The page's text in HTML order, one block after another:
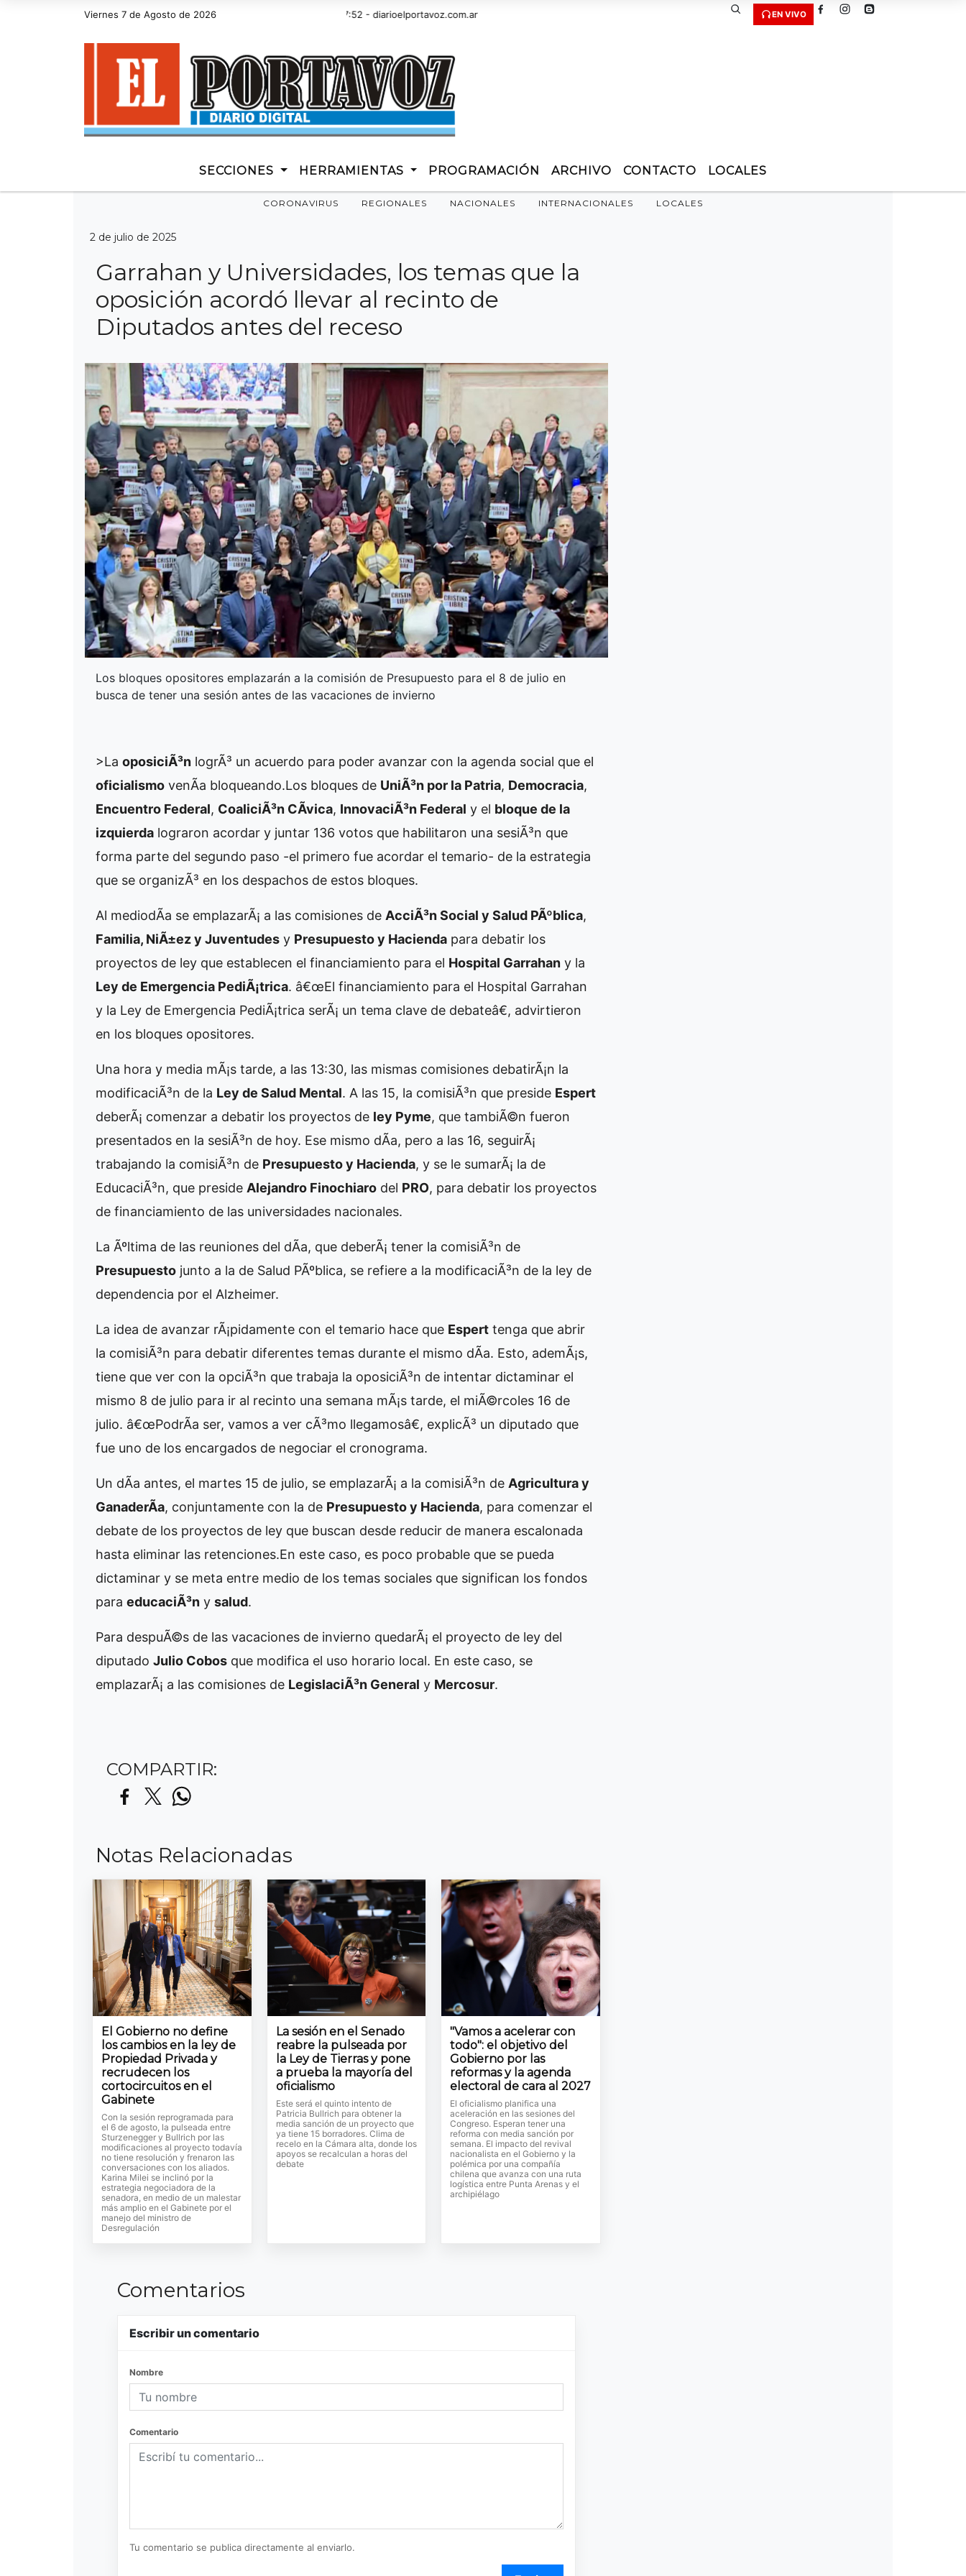
Viernes 7 de Agosto de 2026
Hoy es Viernes 7 de Agosto de 2026 y son las 07:52 - diarioelportavoz.com.ar EN VIVO
SECCIONES HERRAMIENTAS PROGRAMACIÓN ARCHIVO CONTACTO LOCALES
CORONAVIRUS REGIONALES NACIONALES INTERNACIONALES LOCALES
2 de julio de 2025
Garrahan y Universidades, los temas que la
oposición acordó llevar al recinto de
Diputados antes del receso
Los bloques opositores emplazarán a la comisión de Presupuesto para el 8 de julio en
busca de tener una sesión antes de las vacaciones de invierno
>La oposiciÃ³n logrÃ³ un acuerdo para poder avanzar con la agenda social que el
oficialismo venÃ­a bloqueando.Los bloques de UniÃ³n por la Patria, Democracia,
Encuentro Federal, CoaliciÃ³n CÃ­vica, InnovaciÃ³n Federal y el bloque de la
izquierda lograron acordar y juntar 136 votos que habilitaron una sesiÃ³n que
forma parte del segundo paso -el primero fue acordar el temario- de la estrategia
que se organizÃ³ en los despachos de estos bloques.
Al mediodÃ­a se emplazarÃ¡ a las comisiones de AcciÃ³n Social y Salud PÃºblica,
Familia, NiÃ±ez y Juventudes y Presupuesto y Hacienda para debatir los
proyectos de ley que establecen el financiamiento para el Hospital Garrahan y la
Ley de Emergencia PediÃ¡trica. â€œEl financiamiento para el Hospital Garrahan
y la Ley de Emergencia PediÃ¡trica serÃ¡ un tema clave de debateâ€, advirtieron
en los bloques opositores.
Una hora y media mÃ¡s tarde, a las 13:30, las mismas comisiones debatirÃ¡n la
modificaciÃ³n de la Ley de Salud Mental. A las 15, la comisiÃ³n que preside Espert
deberÃ¡ comenzar a debatir los proyectos de ley Pyme, que tambiÃ©n fueron
presentados en la sesiÃ³n de hoy. Ese mismo dÃ­a, pero a las 16, seguirÃ¡
trabajando la comisiÃ³n de Presupuesto y Hacienda, y se le sumarÃ¡ la de
EducaciÃ³n, que preside Alejandro Finochiaro del PRO, para debatir los proyectos
de financiamiento de las universidades nacionales.
La Ãºltima de las reuniones del dÃ­a, que deberÃ¡ tener la comisiÃ³n de
Presupuesto junto a la de Salud PÃºblica, se refiere a la modificaciÃ³n de la ley de
dependencia por el Alzheimer.
La idea de avanzar rÃ¡pidamente con el temario hace que Espert tenga que abrir
la comisiÃ³n para debatir diferentes temas durante el mismo dÃ­a. Esto, ademÃ¡s,
tiene que ver con la opciÃ³n que trabaja la oposiciÃ³n de intentar dictaminar el
mismo 8 de julio para ir al recinto una semana mÃ¡s tarde, el miÃ©rcoles 16 de
julio. â€œPodrÃ­a ser, vamos a ver cÃ³mo llegamosâ€, explicÃ³ un diputado que
fue uno de los encargados de negociar el cronograma.
Un dÃ­a antes, el martes 15 de julio, se emplazarÃ¡ a la comisiÃ³n de Agricultura y
GanaderÃ­a, conjuntamente con la de Presupuesto y Hacienda, para comenzar el
debate de los proyectos de ley que buscan desde reducir de manera escalonada
hasta eliminar las retenciones.En este caso, es poco probable que se pueda
dictaminar y se meta entre medio de los temas sociales que significan los fondos
para educaciÃ³n y salud.
Para despuÃ©s de las vacaciones de invierno quedarÃ¡ el proyecto de ley del
diputado Julio Cobos que modifica el uso horario local. En este caso, se
emplazarÃ¡ a las comisiones de LegislaciÃ³n General y Mercosur.
COMPARTIR:
Notas Relacionadas
El Gobierno no define
los cambios en la ley de
Propiedad Privada y
recrudecen los
cortocircuitos en el
Gabinete
Con la sesión reprogramada para
el 6 de agosto, la pulseada entre
Sturzenegger y Bullrich por las
modificaciones al proyecto todavía
no tiene resolución y frenaron las
conversaciones con los aliados.
Karina Milei se inclinó por la
estrategia negociadora de la
senadora, en medio de un malestar
más amplio en el Gabinete por el
manejo del ministro de
Desregulación
La sesión en el Senado
reabre la pulseada por
la Ley de Tierras y pone
a prueba la mayoría del
oficialismo
Este será el quinto intento de
Patricia Bullrich para obtener la
media sanción de un proyecto que
ya tiene 15 borradores. Clima de
recelo en la Cámara alta, donde los
apoyos se recalculan a horas del
debate
"Vamos a acelerar con
todo": el objetivo del
Gobierno por las
reformas y la agenda
electoral de cara al 2027
El oficialismo planifica una
aceleración en las sesiones del
Congreso. Esperan tener una
reforma con media sanción por
semana. El impacto del revival
nacionalista en el Gobierno y la
polémica por una compañía
chilena que avanza con una ruta
logística entre Punta Arenas y el
archipiélago
Comentarios
Escribir un comentario
Nombre
Comentario
Tu comentario se publica directamente al enviarlo.